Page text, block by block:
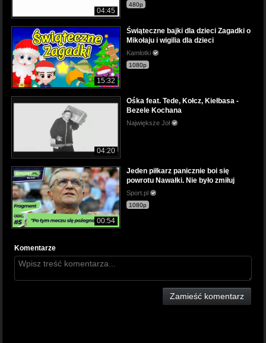
04:45
480p
15:32
Świąteczne bajki dla dzieci Zagadki o
Mikołaju i wigilia dla dzieci
Kamlotki
1080p
04:20
Ośka feat. Tede, Kołcz, Kiełbasa -
Bezele Kochana
Największe Joł
00:54
Jeden piłkarz panicznie boi się
powrotu Nawałki. Nie było zmiłuj
Sport.pl
1080p
Komentarze
Zamieść komentarz